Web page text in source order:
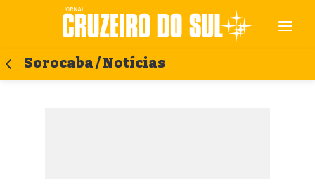
Sorocaba / Notícias